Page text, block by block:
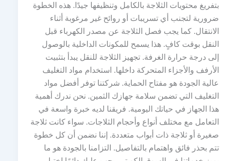
بتفريغ محتويات الثلاجة بالكامل وتنظيفها جيدًا. هذه الخطوة
ضرورية لتجنب أي تسريبات أو روائح غير مرغوبة أثناء
الانتقال. كما يجب فصل الثلاجة عن مصدر الكهرباء قبل
النقل بوقت كافٍ. هذا يسمح للمكونات الداخلية بالوصول
إلى درجة حرارة الغرفة. تجهيز الثلاجة للنقل يبدأ بتثبيت
الأرفف والأجزاء المتحركة داخلها. استخدام مواد التغليف
عالية الجودة هو مفتاح الحماية. شركتنا توفر أفضل مواد
التغليف التي تضمن سلامة جهازك الثمين. نحن ندرك أهمية
هذا الجهاز في حياتك اليومية. فريقنا لديه خبرة واسعة في
التعامل مع مختلف أنواع وأحجام الثلاجات. سواء كانت ثلاجة
صغيرة أو ثلاجة ذات أبواب متعددة. إننا نضمن أن كل خطوة
تتم بحذر فائق واهتمام بالتفاصيل. التزامنا بالجودة هو ما